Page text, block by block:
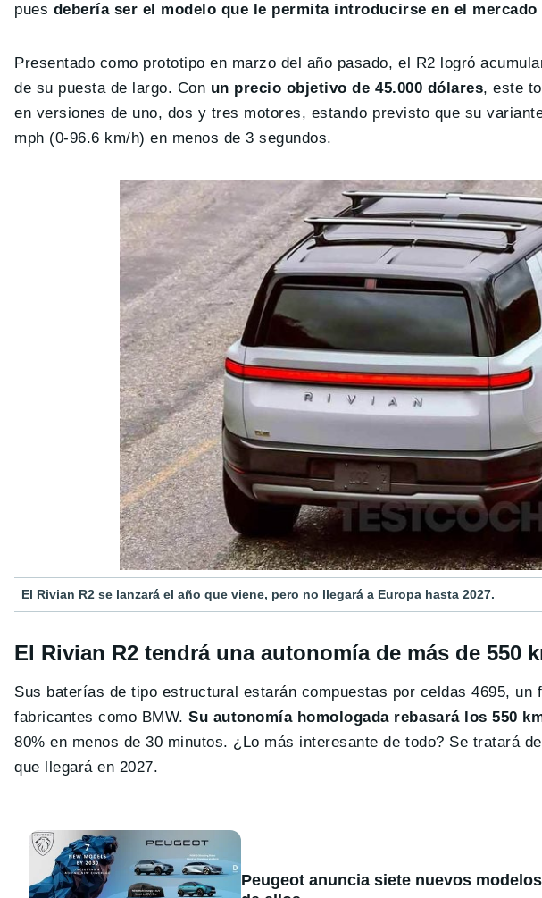
pues debería ser el modelo que le permita introducirse en el mercado
Presentado como prototipo en marzo del año pasado, el R2 logró
de su puesta de largo. Con un precio objetivo de 45.000 dólares, este
en versiones de uno, dos y tres motores, estando previsto que su
mph (0-96.6 km/h) en menos de 3 segundos.
El Rivian R2 se lanzará el año que viene, pero no llegará a Europa hasta 2027.
El Rivian R2 tendrá una autonomía de más de 550
Sus baterías de tipo estructural estarán compuestas por celdas 4695, un
fabricantes como BMW.Su autonomía homologada rebasará los 550
80% en menos de 30 minutos. ¿Lo más interesante de todo? Se tratará
que llegará en 2027.
Peugeot anuncia siete nuevos